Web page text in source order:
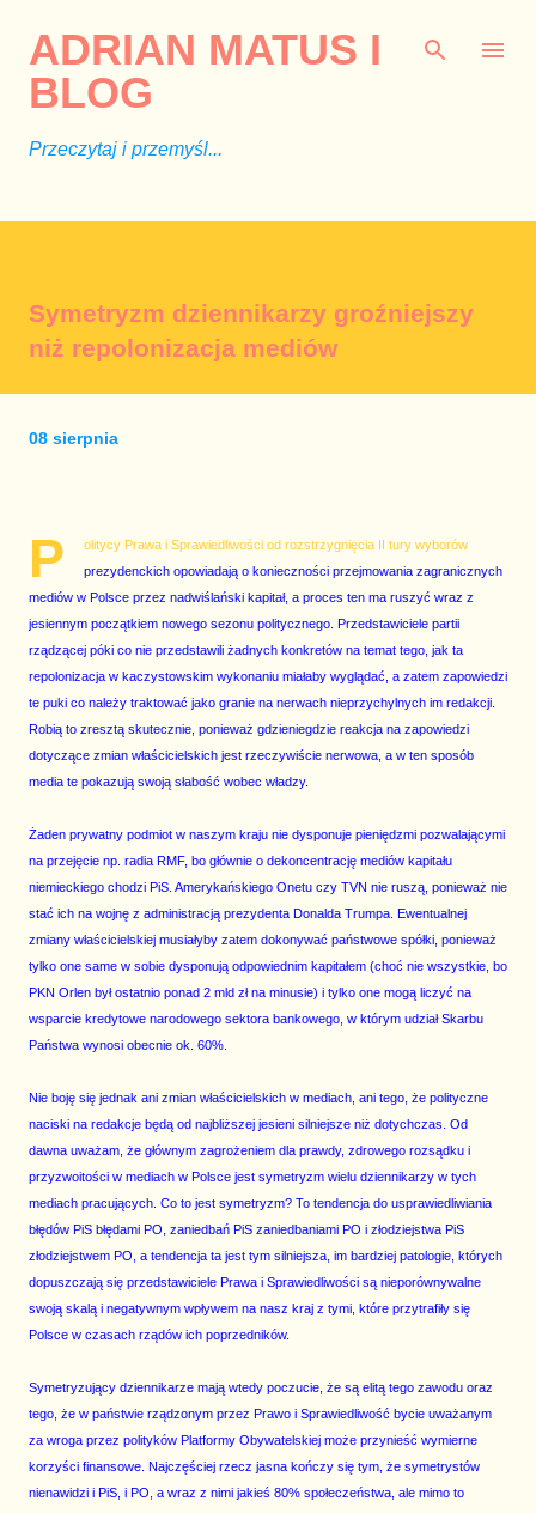
ADRIAN MATUS I
BLOG
Przeczytaj i przemyśl...
Symetryzm dziennikarzy groźniejszy
niż repolonizacja mediów
08 sierpnia
P
olitycy Prawa i Sprawiedliwości od rozstrzygnięcia II tury wyborów
prezydenckich opowiadają o konieczności przejmowania zagranicznych
mediów w Polsce przez nadwiślański kapitał, a proces ten ma ruszyć wraz z
jesiennym początkiem nowego sezonu politycznego. Przedstawiciele partii
rządzącej póki co nie przedstawili żadnych konkretów na temat tego, jak ta
repolonizacja w kaczystowskim wykonaniu miałaby wyglądać, a zatem zapowiedzi
te puki co należy traktować jako granie na nerwach nieprzychylnych im redakcji.
Robią to zresztą skutecznie, ponieważ gdzieniegdzie reakcja na zapowiedzi
dotyczące zmian właścicielskich jest rzeczywiście nerwowa, a w ten sposób
media te pokazują swoją słabość wobec władzy.
Żaden prywatny podmiot w naszym kraju nie dysponuje pieniędzmi pozwalającymi
na przejęcie np. radia RMF, bo głównie o dekoncentrację mediów kapitału
niemieckiego chodzi PiS. Amerykańskiego Onetu czy TVN nie ruszą, ponieważ nie
stać ich na wojnę z administracją prezydenta Donalda Trumpa. Ewentualnej
zmiany właścicielskiej musiałyby zatem dokonywać państwowe spółki, ponieważ
tylko one same w sobie dysponują odpowiednim kapitałem (choć nie wszystkie, bo
PKN Orlen był ostatnio ponad 2 mld zł na minusie) i tylko one mogą liczyć na
wsparcie kredytowe narodowego sektora bankowego, w którym udział Skarbu
Państwa wynosi obecnie ok. 60%.
Nie boję się jednak ani zmian właścicielskich w mediach, ani tego, że polityczne
naciski na redakcje będą od najbliższej jesieni silniejsze niż dotychczas. Od
dawna uważam, że głównym zagrożeniem dla prawdy, zdrowego rozsądku i
przyzwoitości w mediach w Polsce jest symetryzm wielu dziennikarzy w tych
mediach pracujących. Co to jest symetryzm? To tendencja do usprawiedliwiania
błędów PiS błędami PO, zaniedbań PiS zaniedbaniami PO i złodziejstwa PiS
złodziejstwem PO, a tendencja ta jest tym silniejsza, im bardziej patologie, których
dopuszczają się przedstawiciele Prawa i Sprawiedliwości są nieporównywalne
swoją skalą i negatywnym wpływem na nasz kraj z tymi, które przytrafiły się
Polsce w czasach rządów ich poprzedników.
Symetryzujący dziennikarze mają wtedy poczucie, że są elitą tego zawodu oraz
tego, że w państwie rządzonym przez Prawo i Sprawiedliwość bycie uważanym
za wroga przez polityków Platformy Obywatelskiej może przynieść wymierne
korzyści finansowe. Najczęściej rzecz jasna kończy się tym, że symetrystów
nienawidzi i PiS, i PO, a wraz z nimi jakieś 80% społeczeństwa, ale mimo to